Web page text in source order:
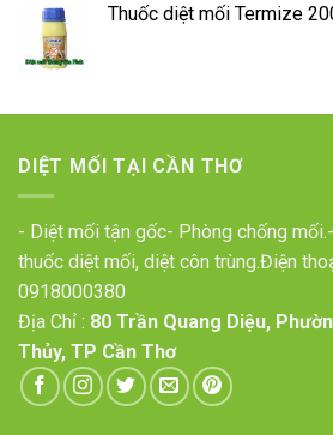
Thuốc diệt mối Termize
DIỆT MỐI TẠI CẦN THƠ
- Diệt mối tận gốc- Phòng chống
thuốc diệt mối, diệt côn trùng.Điện
0918000380
Địa Chỉ : 80 Trần Quang Diệu,
Thủy, TP Cần Thơ